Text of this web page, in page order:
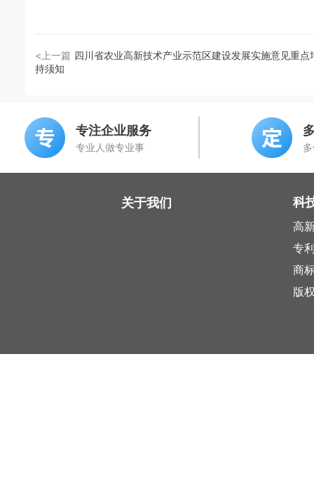
<上一篇 四川省农业高新技术产业示范区建设发展实施意见重点
持须知
专注企业服务
专业人做专业事
关于我们 科
高
专
商
版